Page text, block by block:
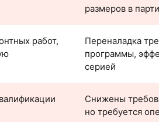
размеров в
работ,
Переналадка
программы,
серией
Снижены
но требуется